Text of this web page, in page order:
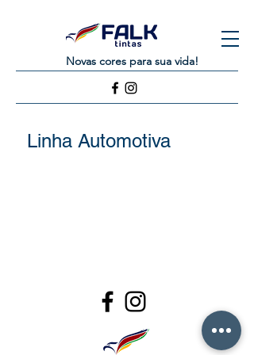
Novas cores para sua vida!
Linha Automotiva